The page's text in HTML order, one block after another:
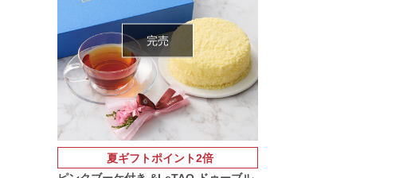
完売
夏ギフトポイント2倍